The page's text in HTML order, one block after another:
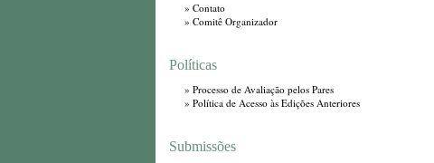
» Contato
» Comitê Organizador
Políticas
» Processo de Avaliação pelos Pares
» Política de Acesso às Edições Anteriores
Submissões